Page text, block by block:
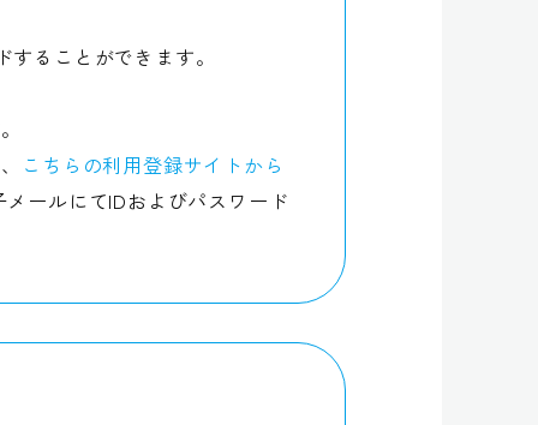
ることができます。
こちらの利用登録サイトから
ールにてIDおよびパスワード